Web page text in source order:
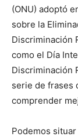
(ONU) adoptó
sobre la
Discriminación
como el Día
Discriminación
serie de frases
comprender
Podemos